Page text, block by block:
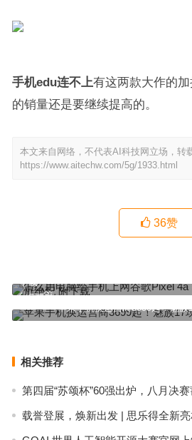
手机edu连不上有这两款大作的
的销量还是要继续提高的。
本文来自网络，不代表AI科技网立场，转
https://www.aitechw.com/5g/1933.html
36赞
上一篇
下载
苹果手机换运营商3699起！魅
相关推荐
第四届“苏颂杯”60强出炉，八月决
载誉登展，焕新出发 | 思乐得全新